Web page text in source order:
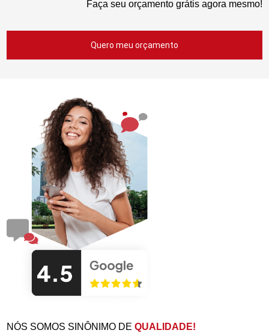
Faça seu orçamento grátis agora mesmo!
Quero meu orçamento
NÓS SOMOS SINÔNIMO DEQUALIDADE!